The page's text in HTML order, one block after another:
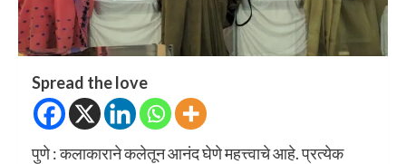
Spread the love
पुणे : कलाकाराने कलेतून आनंद घेणे महत्त्वाचे आहे. प्रत्येक